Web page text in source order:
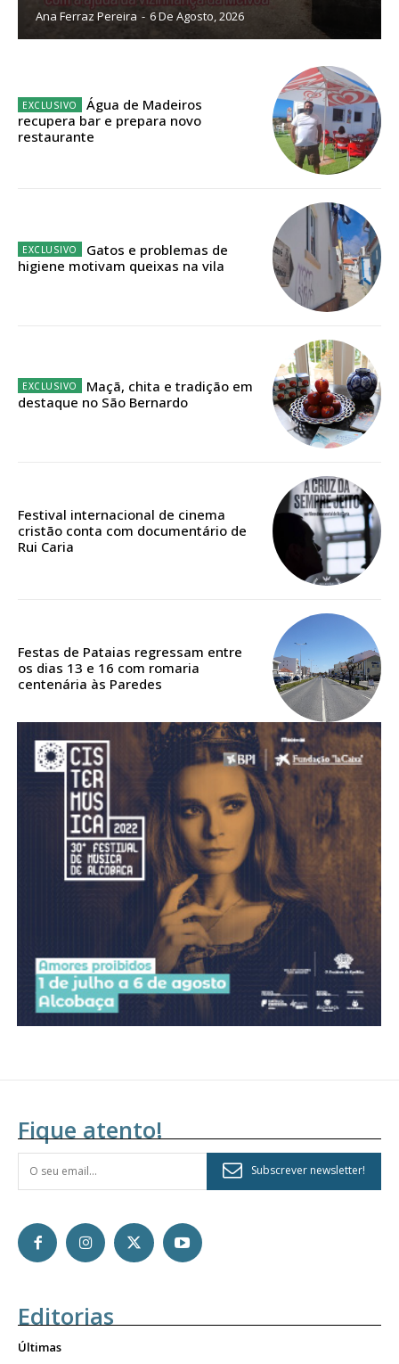
Sendo assinante terá acesso a todos os conteúdos exclusivos e versões
12 meses
Edição em papel entregue à Quinta-feira em sua
Acesso ao conteúdo online
Acesso aos conteúdos Exclusivos para
16€
Acesso ao conteúdo online
Acesso aos conteúdos Exclusivos para
assinantes
Ofertas para assinatura anual
Escolha o plano
Ana Ferraz Pereira - 6 De Agosto, 2026
Água de Madeiros
recupera bar e prepara novo
restaurante
Gatos e problemas de
higiene motivam queixas na vila
Maçã, chita e tradição em
destaque no São Bernardo
Festival internacional de cinema
cristão conta com documentário de
Rui Caria
Festas de Pataias regressam entre
os dias 13 e 16 com romaria
centenária às Paredes
Fique atento!
Subscrever newsletter!
Editorias
Últimas